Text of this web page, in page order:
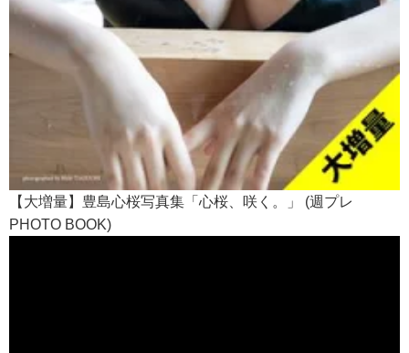
【大増量】豊島心桜写真集「心桜、咲く。」 (週プレ
PHOTO BOOK)